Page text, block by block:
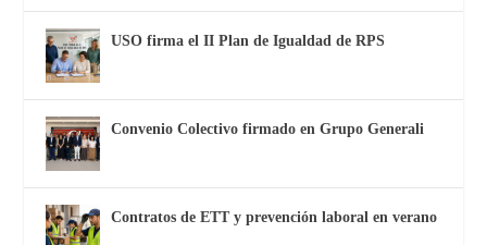
USO firma el II Plan de Igualdad de RPS
Convenio Colectivo firmado en Grupo Generali
Contratos de ETT y prevención laboral en verano